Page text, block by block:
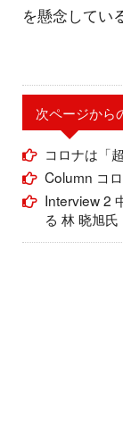
を懸念してい
次ページから
コロナは「
Column コ
Interview 2
る 林 晓旭氏